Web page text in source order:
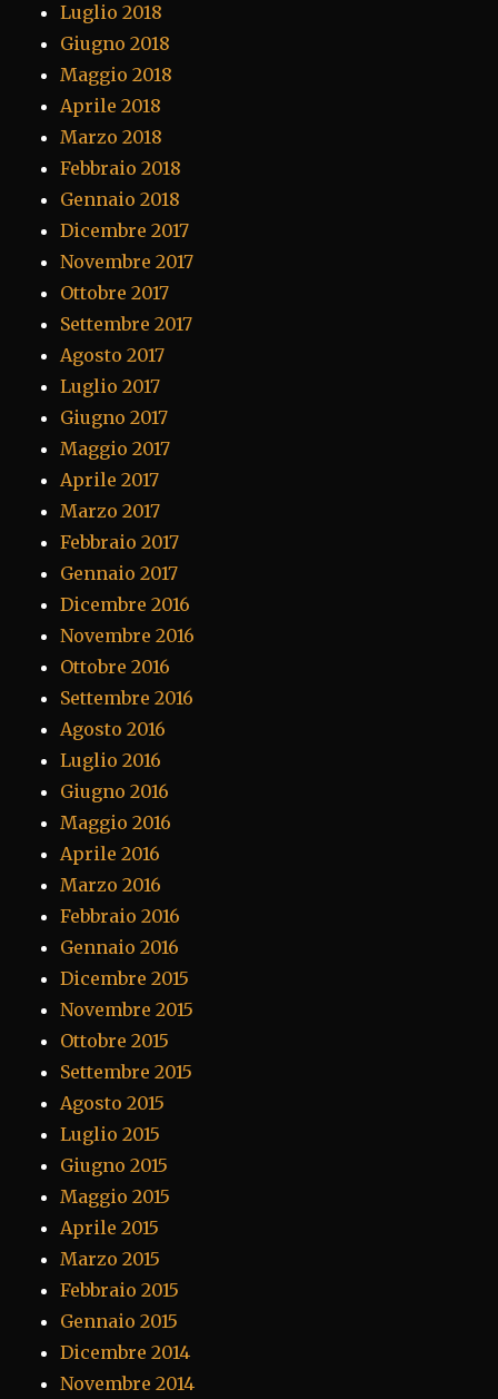
Luglio 2018
Giugno 2018
Maggio 2018
Aprile 2018
Marzo 2018
Febbraio 2018
Gennaio 2018
Dicembre 2017
Novembre 2017
Ottobre 2017
Settembre 2017
Agosto 2017
Luglio 2017
Giugno 2017
Maggio 2017
Aprile 2017
Marzo 2017
Febbraio 2017
Gennaio 2017
Dicembre 2016
Novembre 2016
Ottobre 2016
Settembre 2016
Agosto 2016
Luglio 2016
Giugno 2016
Maggio 2016
Aprile 2016
Marzo 2016
Febbraio 2016
Gennaio 2016
Dicembre 2015
Novembre 2015
Ottobre 2015
Settembre 2015
Agosto 2015
Luglio 2015
Giugno 2015
Maggio 2015
Aprile 2015
Marzo 2015
Febbraio 2015
Gennaio 2015
Dicembre 2014
Novembre 2014